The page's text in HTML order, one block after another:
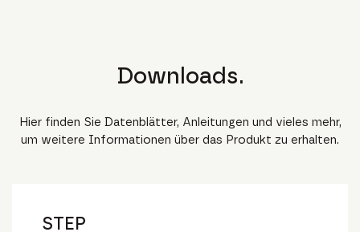
Downloads.
Hier finden Sie Datenblätter, Anleitungen und vieles mehr,
um weitere Informationen über das Produkt zu erhalten.
STEP